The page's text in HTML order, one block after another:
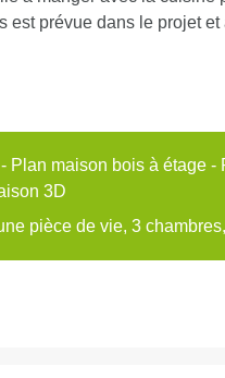
est prévue dans le projet
Plan maison bois à étage
3D
pièce de vie, 3